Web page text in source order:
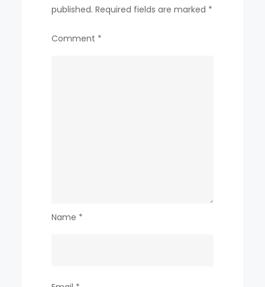
는
법
published. Required fields are marked *
Comment *
Name *